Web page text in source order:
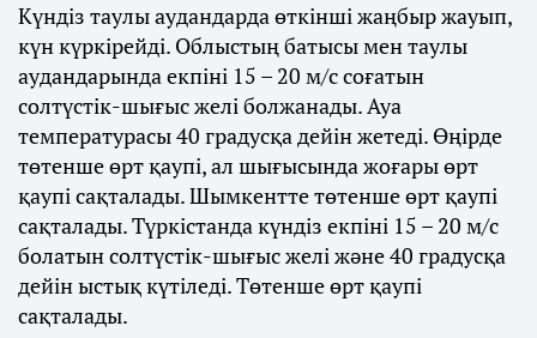
Күндіз таулы аудандарда өткінші жаңбыр жауып,
күн күркірейді. Облыстың батысы мен таулы
аудандарында екпіні 15 – 20 м/с соғатын
солтүстік-шығыс желі болжанады. Ауа
температурасы 40 градусқа дейін жетеді. Өңірде
төтенше өрт қаупі, ал шығысында жоғары өрт
қаупі сақталады. Шымкентте төтенше өрт қаупі
сақталады. Түркістанда күндіз екпіні 15 – 20 м/с
болатын солтүстік-шығыс желі және 40 градусқа
дейін ыстық күтіледі. Төтенше өрт қаупі
сақталады.